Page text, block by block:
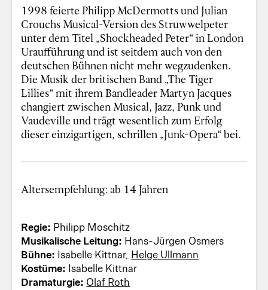
1998 feierte Philipp McDermotts und Julian
Crouchs Musical-Version des Struwwelpeter
unter dem Titel „Shockheaded Peter“ in London
Uraufführung und ist seitdem auch von den
deutschen Bühnen nicht mehr wegzudenken.
Die Musik der britischen Band „The Tiger
Lillies“ mit ihrem Bandleader Martyn Jacques
changiert zwischen Musical, Jazz, Punk und
Vaudeville und trägt wesentlich zum Erfolg
dieser einzigartigen, schrillen „Junk-Opera“ bei.
Altersempfehlung: ab 14 Jahren
Regie: Philipp Moschitz
Musikalische Leitung: Hans-Jürgen Osmers
Bühne: Isabelle Kittnar, Helge Ullmann
Kostüme: Isabelle Kittnar
Dramaturgie: Olaf Roth